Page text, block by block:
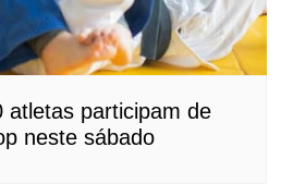
atletas participam de
neste sábado